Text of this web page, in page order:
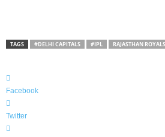
TAGS #DELHI CAPITALS #IPL RAJASTHAN ROYALS
Facebook
Twitter